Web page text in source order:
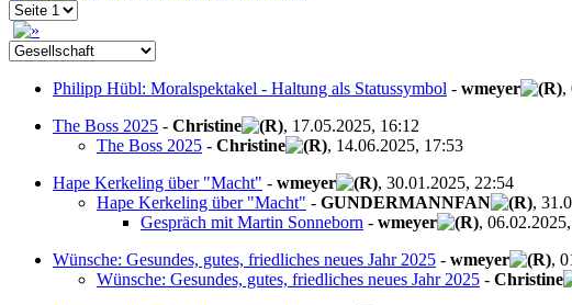
Philipp Hübl: Moralspektakel - Haltung als Statussymbol - wmeyer
,
The Boss 2025 - Christine
, 17.05.2025, 16:12
The Boss 2025 - Christine
, 14.06.2025, 17:53
Hape Kerkeling über "Macht" - wmeyer
, 30.01.2025, 22:54
Hape Kerkeling über "Macht" - GUNDERMANNFAN
,
Gespräch mit Martin Sonneborn - wmeyer
,
Wünsche: Gesundes, gutes, friedliches neues Jahr 2025 - wmeyer
,
Wünsche: Gesundes, gutes, friedliches neues Jahr 2025 - Christine